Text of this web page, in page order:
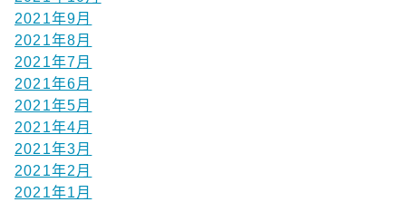
2021年9月
2021年8月
2021年7月
2021年6月
2021年5月
2021年4月
2021年3月
2021年2月
2021年1月